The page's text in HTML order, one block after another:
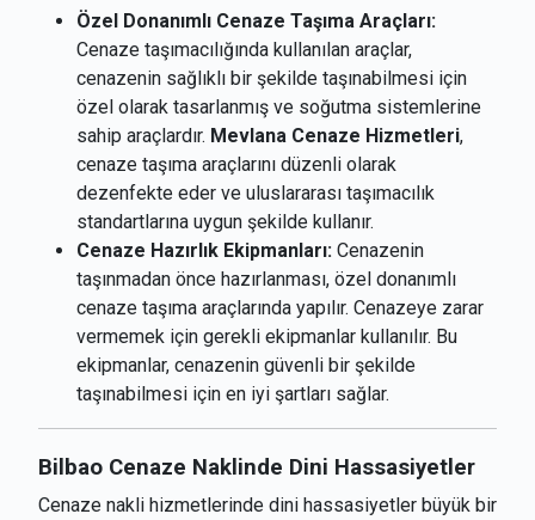
Özel Donanımlı Cenaze Taşıma Araçları:
Cenaze taşımacılığında kullanılan araçlar,
cenazenin sağlıklı bir şekilde taşınabilmesi için
özel olarak tasarlanmış ve soğutma sistemlerine
sahip araçlardır. Mevlana Cenaze Hizmetleri,
cenaze taşıma araçlarını düzenli olarak
dezenfekte eder ve uluslararası taşımacılık
standartlarına uygun şekilde kullanır.
Cenaze Hazırlık Ekipmanları: Cenazenin
taşınmadan önce hazırlanması, özel donanımlı
cenaze taşıma araçlarında yapılır. Cenazeye zarar
vermemek için gerekli ekipmanlar kullanılır. Bu
ekipmanlar, cenazenin güvenli bir şekilde
taşınabilmesi için en iyi şartları sağlar.
Bilbao Cenaze Naklinde Dini Hassasiyetler
Cenaze nakli hizmetlerinde dini hassasiyetler büyük bir